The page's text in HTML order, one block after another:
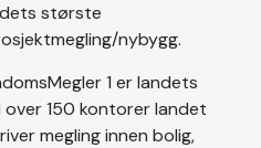
største
nybygg.
1 er landets
150 kontorer landet
megling innen bolig,